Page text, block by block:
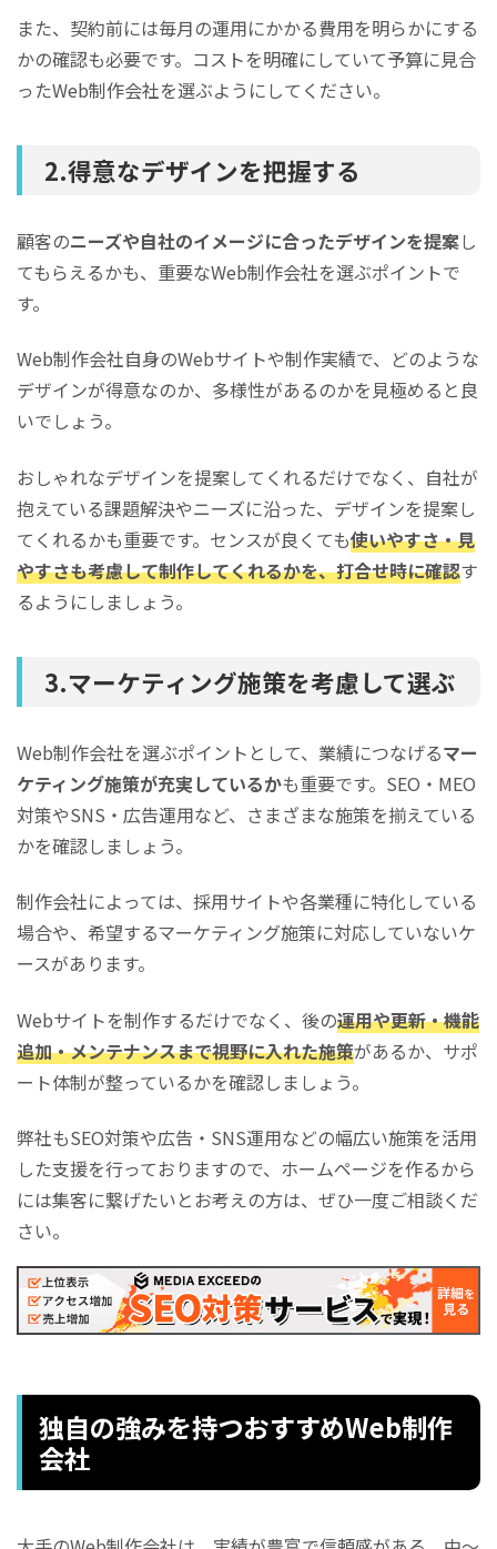
また、契約前には毎月の運用にかかる費用を明らかにする
かの確認も必要です。コストを明確にしていて予算に見合
ったWeb制作会社を選ぶようにしてください。
2.得意なデザインを把握する
顧客のニーズや自社のイメージに合ったデザインを提案し
てもらえるかも、重要なWeb制作会社を選ぶポイントで
す。
Web制作会社自身のWebサイトや制作実績で、どのような
デザインが得意なのか、多様性があるのかを見極めると良
いでしょう。
おしゃれなデザインを提案してくれるだけでなく、自社が
抱えている課題解決やニーズに沿った、デザインを提案し
てくれるかも重要です。センスが良くても使いやすさ・見
やすさも考慮して制作してくれるかを、打合せ時に確認す
るようにしましょう。
3.マーケティング施策を考慮して選ぶ
Web制作会社を選ぶポイントとして、業績につなげるマー
ケティング施策が充実しているかも重要です。SEO・MEO
対策やSNS・広告運用など、さまざまな施策を揃えている
かを確認しましょう。
制作会社によっては、採用サイトや各業種に特化している
場合や、希望するマーケティング施策に対応していないケ
ースがあります。
Webサイトを制作するだけでなく、後の運用や更新・機能
追加・メンテナンスまで視野に入れた施策があるか、サポ
ート体制が整っているかを確認しましょう。
弊社もSEO対策や広告・SNS運用などの幅広い施策を活用
した支援を行っておりますので、ホームページを作るから
には集客に繋げたいとお考えの方は、ぜひ一度ご相談くだ
さい。
独自の強みを持つおすすめWeb制作
会社